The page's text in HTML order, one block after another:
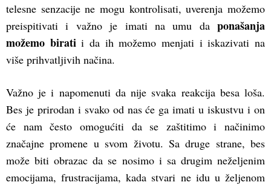
telesne senzacije ne mogu kontrolisati, uverenja možemo
preispitivati i važno je imati na umu da ponašanja
možemo birati i da ih možemo menjati i iskazivati na
više prihvatljivih načina.
Važno je i napomenuti da nije svaka reakcija besa loša.
Bes je prirodan i svako od nas će ga imati u iskustvu i on
će nam često omogućiti da se zaštitimo i načinimo
značajne promene u svom životu. Sa druge strane, bes
može biti obrazac da se nosimo i sa drugim neželjenim
emocijama, frustracijama, kada stvari ne idu u željenom